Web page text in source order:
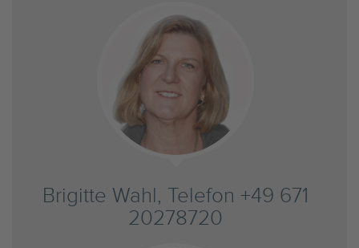
Brigitte Wahl, Telefon +49 671
20278720